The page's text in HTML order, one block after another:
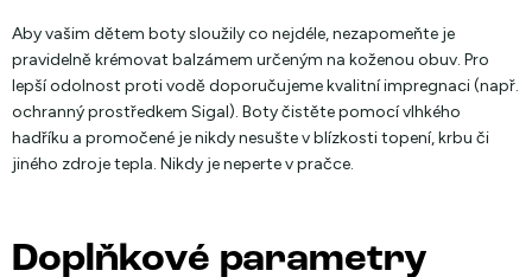
Aby vašim dětem boty sloužily co nejdéle, nezapomeňte je
pravidelně krémovat balzámem určeným na koženou obuv. Pro
lepší odolnost proti vodě doporučujeme kvalitní impregnaci (např.
ochranný prostředkem Sigal). Boty čistěte pomocí vlhkého
hadříku a promočené je nikdy nesušte v blízkosti topení, krbu či
jiného zdroje tepla. Nikdy je neperte v pračce.
Doplňkové parametry